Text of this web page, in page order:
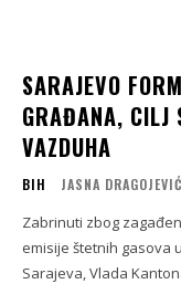
SARAJEVO
GRAĐANA, CILJ
VAZDUHA
BIH JASNA DRAGOJEVIĆ
Zabrinuti zbog
emisije štetnih gasova
Sarajeva, Vlada